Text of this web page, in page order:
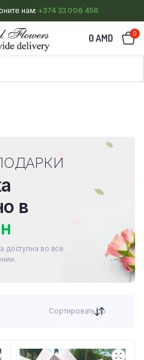
нам: +374 33 006 456
0 AMD 0
в
доступна во все
Сортировать по